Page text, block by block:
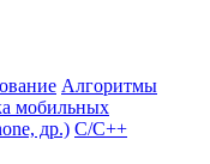
Алгоритмы
мобильных
др.) С/С++